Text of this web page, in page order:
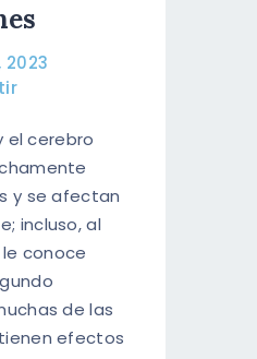
2023
el cerebro
y se afectan
incluso, al
conoce
de las
efectos